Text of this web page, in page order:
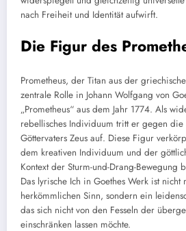
nach Freiheit und Identität aufwirft.
Die Figur des
Prometheus, der Titan aus der
zentrale Rolle in Johann Wolfgang von
„Prometheus“ aus dem Jahr 1774. Als
rebellisches Individuum tritt er gegen
Göttervaters Zeus auf. Diese Figur
dem kreativen Individuum und der
Kontext der Sturm-und-Drang-Bewegung
Das lyrische Ich in Goethes Werk ist
herkömmlichen Sinn, sondern ein
das sich nicht von den Fesseln der
einschränken lassen möchte.